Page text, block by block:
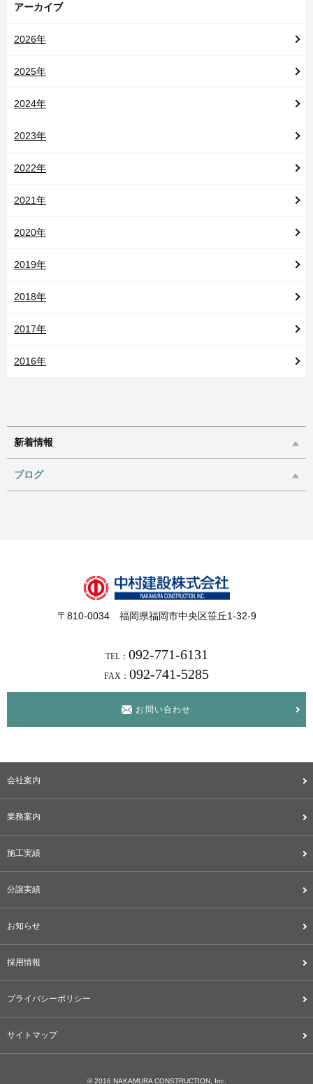
アーカイブ
2026年
2025年
2024年
2023年
2022年
2021年
2020年
2019年
2018年
2017年
2016年
新着情報
ブログ
〒810-0034 福岡県福岡市中央区笹丘1-32-9
TEL： 092-771-6131
FAX： 092-741-5285
お問い合わせ
会社案内
業務案内
施工実績
分譲実績
お知らせ
採用情報
プライバシーポリシー
サイトマップ
© 2016 NAKAMURA CONSTRUCTION, Inc.